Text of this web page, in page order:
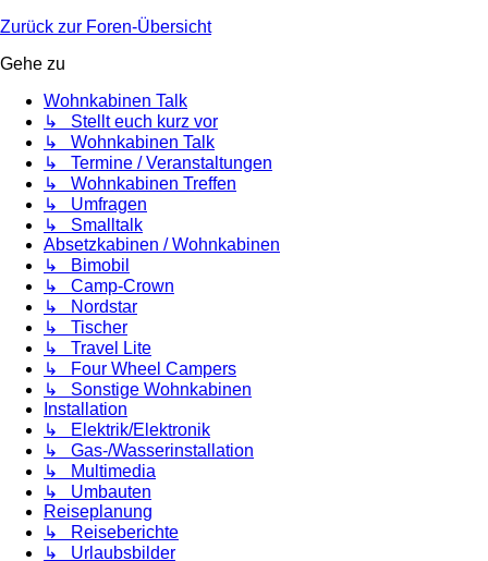
Zurück zur Foren-Übersicht
Gehe zu
Wohnkabinen Talk
↳ Stellt euch kurz vor
↳ Wohnkabinen Talk
↳ Termine / Veranstaltungen
↳ Wohnkabinen Treffen
↳ Umfragen
↳ Smalltalk
Absetzkabinen / Wohnkabinen
↳ Bimobil
↳ Camp-Crown
↳ Nordstar
↳ Tischer
↳ Travel Lite
↳ Four Wheel Campers
↳ Sonstige Wohnkabinen
Installation
↳ Elektrik/Elektronik
↳ Gas-/Wasserinstallation
↳ Multimedia
↳ Umbauten
Reiseplanung
↳ Reiseberichte
↳ Urlaubsbilder